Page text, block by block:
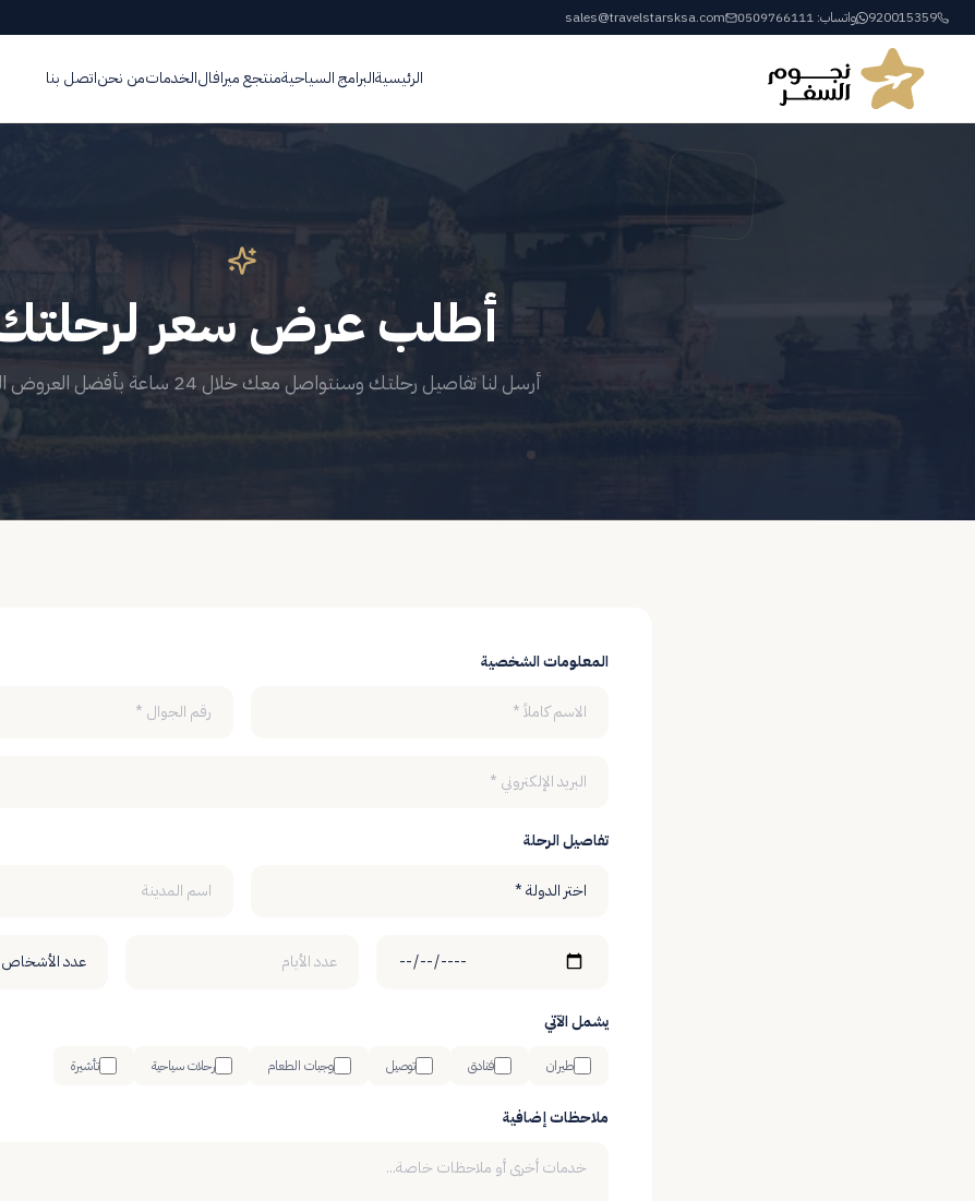
920015359 واتساب: 0509766111 sales@travelstarsksa.com
الرئيسيةالبرامج السياحيةمنتجع ميرافالالخدماتمن نحناتصل بنا
أطلب عرض سعر
أرسل لنا تفاصيل رحلتك وسنتواصل معك خلال 24 ساعة بأفضل العروض المناسبة
المعلومات الشخصية
تفاصيل الرحلة
يشمل الآتي
طيران فنادق توصيل وجبات الطعام رحلات سياحية تأشيرة
ملاحظات إضافية